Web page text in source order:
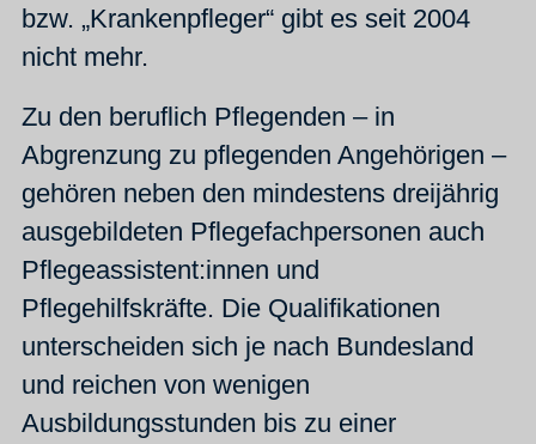
bzw. „Krankenpfleger“ gibt es seit 2004
nicht mehr.
Zu den beruflich Pflegenden – in
Abgrenzung zu pflegenden Angehörigen –
gehören neben den mindestens dreijährig
ausgebildeten Pflegefachpersonen auch
Pflegeassistent:innen und
Pflegehilfskräfte. Die Qualifikationen
unterscheiden sich je nach Bundesland
und reichen von wenigen
Ausbildungsstunden bis zu einer